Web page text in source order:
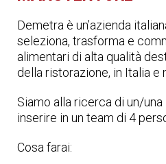
Demetra è un’azienda
seleziona, trasforma e
alimentari di alta qualità
della ristorazione, in Italia e
Siamo alla ricerca di un/
inserire in un team di 4
Cosa farai: